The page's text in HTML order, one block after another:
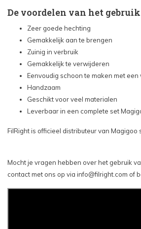
De voordelen van het
Zeer goede hechting
Gemakkelijk aan te brengen
Zuinig in verbruik
Gemakkelijk te verwijderen
Eenvoudig schoon te maken met een
Handzaam
Geschikt voor veel materialen
Leverbaar in een complete set
FilRight is officieel distributeur van Magigoo
Mocht je vragen hebben over het gebruik
contact met ons op via info@filright.com of